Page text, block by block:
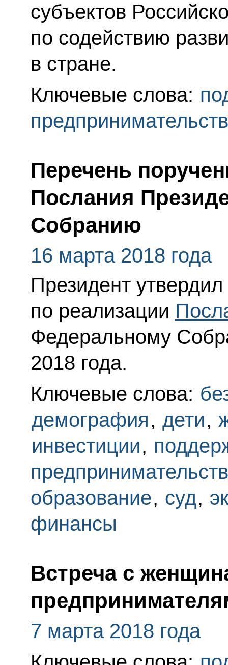
субъектов
по содействию
в стране.
Ключевые слова:
Перечень
Послания
Собранию
16 марта 2018 года
Президент
по реализации
Федеральному
2018 года.
Ключевые слова:
демография, дети,
инвестиции,
образование, суд,
финансы
Встреча с
7 марта 2018 года